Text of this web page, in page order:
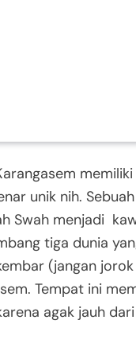
unik nih.
Swah menjadi
tiga dunia
(jangan
Tempat ini
agak jauh